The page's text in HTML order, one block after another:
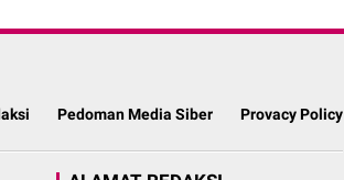
Pedoman Media Siber Provacy Policy